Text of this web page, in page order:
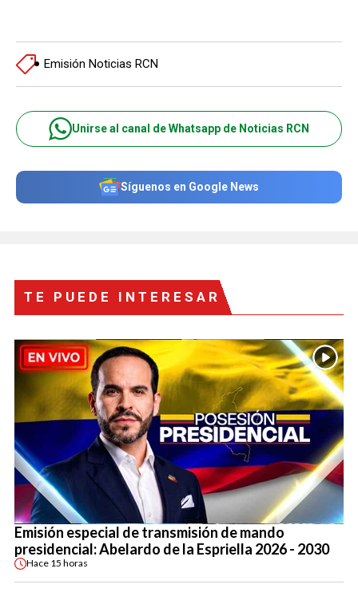
Emisión Noticias RCN
Unirse al canal de Whatsapp de Noticias RCN
Síguenos en Google News
TE PUEDE INTERESAR
Emisión especial de transmisión de mando
presidencial: Abelardo de la Espriella 2026 - 2030
Hace 15 horas